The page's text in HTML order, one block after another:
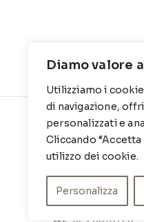
Diamo valore
Utilizziamo i
di navigazione,
personalizzati e
Cliccando
utilizzo dei cookie.
Personalizza
CONTATTI
Contrada
T: 080 917 78 89
WZ : 329 6510725